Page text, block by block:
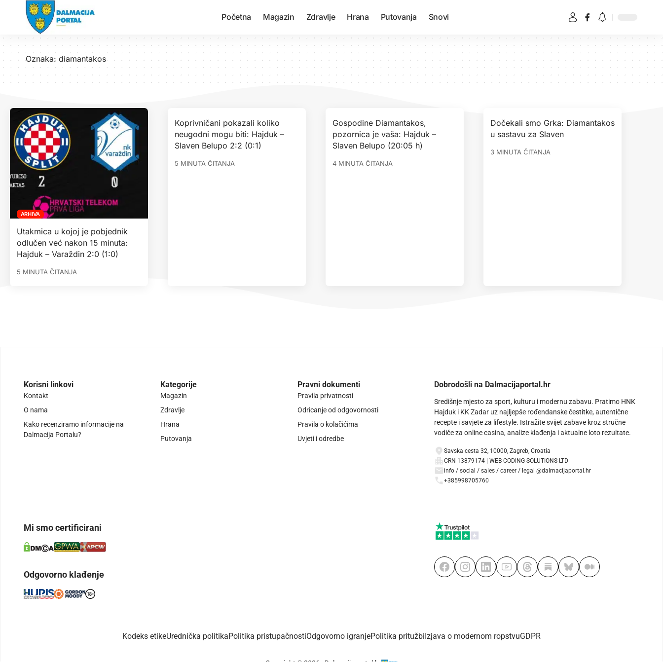
Početna Magazin Zdravlje Hrana Putovanja Snovi
Oznaka: diamantakos
ARHIVA
Utakmica u kojoj je pobjednik
odlučen već nakon 15 minuta:
Hajduk – Varaždin 2:0 (1:0)
5 MINUTA ČITANJA
Koprivničani pokazali koliko
neugodni mogu biti: Hajduk –
Slaven Belupo 2:2 (0:1)
5 MINUTA ČITANJA
Gospodine Diamantakos,
pozornica je vaša: Hajduk –
Slaven Belupo (20:05 h)
4 MINUTA ČITANJA
Dočekali smo Grka: Diamantakos
u sastavu za Slaven
3 MINUTA ČITANJA
Korisni linkovi
Kontakt
O nama
Kako recenziramo informacije na
Dalmacija Portalu?
Kategorije
Magazin
Zdravlje
Hrana
Putovanja
Pravni dokumenti
Pravila privatnosti
Odricanje od odgovornosti
Pravila o kolačićima
Uvjeti i odredbe
Dobrodošli na Dalmacijaportal.hr
Središnje mjesto za sport, kulturu i modernu zabavu. Pratimo HNK
Hajduk i KK Zadar uz najljepše rođendanske čestitke, autentične
recepte i savjete za lifestyle. Istražite svijet zabave kroz stručne
vodiče za online casina, analize klađenja i aktualne loto rezultate.
Savska cesta 32, 10000, Zagreb, Croatia
CRN 13879174 | WEB CODING SOLUTIONS LTD
info / social / sales / career / legal @dalmacijaportal.hr
+385998705760
Mi smo certificirani
Odgovorno klađenje
Kodeks etikeUrednička politikaPolitika pristupačnostiOdgovorno igranjePolitika pritužbi Izjava o modernom ropstvuGDPR